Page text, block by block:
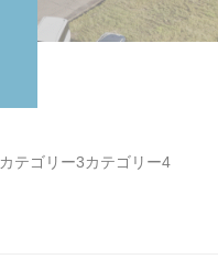
カテゴリー3カテゴリー4